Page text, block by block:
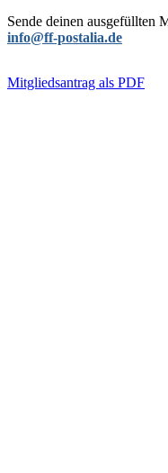
Sende deinen ausgefüllten
info@ff-postalia.de
Mitgliedsantrag als PDF